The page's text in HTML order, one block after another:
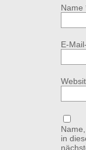
Name
E-
in